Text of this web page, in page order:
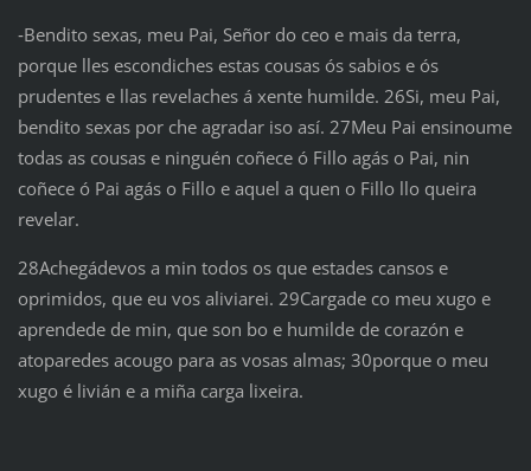
‑Bendito sexas, meu Pai, Señor do ceo e mais da terra,
porque lles escondiches estas cousas ós sabios e ós
prudentes e llas revelaches á xente humilde. 26Si, meu Pai,
bendito sexas por che agradar iso así. 27Meu Pai ensinoume
todas as cousas e ninguén coñece ó Fillo agás o Pai, nin
coñece ó Pai agás o Fillo e aquel a quen o Fillo llo queira
revelar.
28Achegádevos a min todos os que estades cansos e
oprimidos, que eu vos aliviarei. 29Cargade co meu xugo e
aprendede de min, que son bo e humilde de corazón e
atoparedes acougo para as vosas almas; 30porque o meu
xugo é livián e a miña carga lixeira.